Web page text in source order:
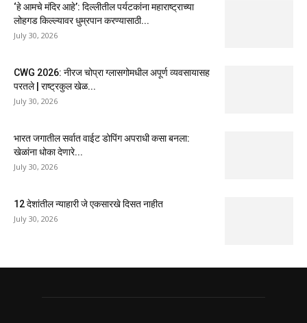
‘हे आमचे मंदिर आहे’: दिल्लीतील पर्यटकांना महाराष्ट्राच्या
लोहगड किल्ल्यावर धुम्रपान करण्यासाठी...
July 30, 2026
CWG 2026: नीरज चोप्रा ग्लासगोमधील अपूर्ण व्यवसायासह
परतले | राष्ट्रकुल खेळ...
July 30, 2026
भारत जगातील सर्वात वाईट डोपिंग अपराधी कसा बनला:
खेळांना धोका देणारे...
July 30, 2026
12 देशांतील न्याहारी जे एकसारखे दिसत नाहीत
July 30, 2026